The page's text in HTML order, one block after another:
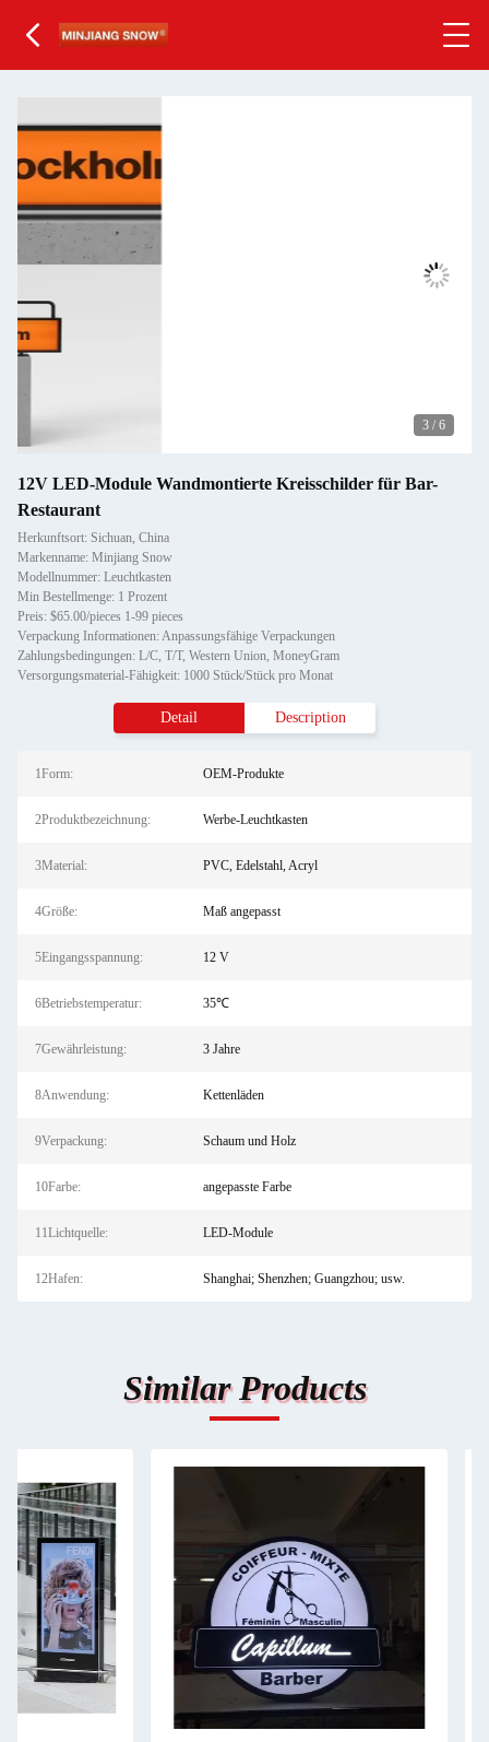
3 / 6
12V LED-Module Wandmontierte Kreisschilder für Bar-
Restaurant
Herkunftsort: Sichuan, China
Markenname: Minjiang Snow
Modellnummer: Leuchtkasten
Min Bestellmenge: 1 Prozent
Preis: $65.00/pieces 1-99 pieces
Verpackung Informationen: Anpassungsfähige Verpackungen
Zahlungsbedingungen: L/C, T/T, Western Union, MoneyGram
Versorgungsmaterial-Fähigkeit: 1000 Stück/Stück pro Monat
Detail Description
1Form: OEM-Produkte
2Produktbezeichnung: Werbe-Leuchtkasten
3Material: PVC, Edelstahl, Acryl
4Größe: Maß angepasst
5Eingangsspannung: 12 V
6Betriebstemperatur: 35℃
7Gewährleistung: 3 Jahre
8Anwendung: Kettenläden
9Verpackung: Schaum und Holz
10Farbe: angepasste Farbe
11Lichtquelle: LED-Module
12Hafen: Shanghai; Shenzhen; Guangzhou; usw.
Similar Products